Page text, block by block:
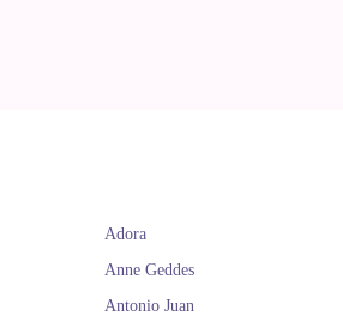
Adora
Anne Geddes
Antonio Juan